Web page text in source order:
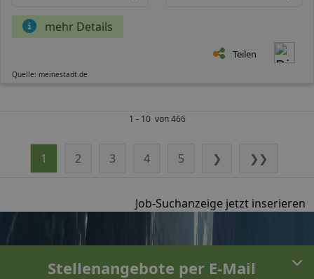
mehr Details
Teilen
Quelle: meinestadt.de
1 - 10 von 466
1 2 3 4 5 ❯ ❯❯
Job-Suchanzeige jetzt inserieren
Stellenangebote per E-Mail